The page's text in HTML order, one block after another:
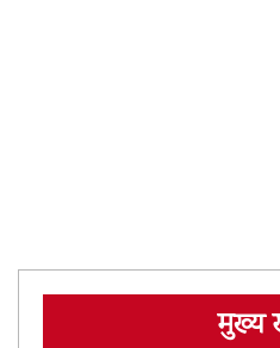
मुख्य